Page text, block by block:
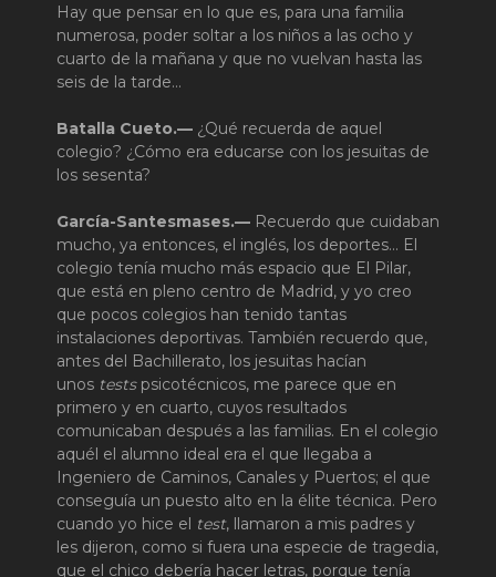
Hay que pensar en lo que es, para una familia
numerosa, poder soltar a los niños a las ocho y
cuarto de la mañana y que no vuelvan hasta las
seis de la tarde…
Batalla Cueto.— ¿Qué recuerda de aquel
colegio? ¿Cómo era educarse con los jesuitas de
los sesenta?
García-Santesmases.— Recuerdo que cuidaban
mucho, ya entonces, el inglés, los deportes… El
colegio tenía mucho más espacio que El Pilar,
que está en pleno centro de Madrid, y yo creo
que pocos colegios han tenido tantas
instalaciones deportivas. También recuerdo que,
antes del Bachillerato, los jesuitas hacían
unos testspsicotécnicos, me parece que en
primero y en cuarto, cuyos resultados
comunicaban después a las familias. En el colegio
aquél el alumno ideal era el que llegaba a
Ingeniero de Caminos, Canales y Puertos; el que
conseguía un puesto alto en la élite técnica. Pero
cuando yo hice el test, llamaron a mis padres y
les dijeron, como si fuera una especie de tragedia,
que el chico debería hacer letras, porque tenía